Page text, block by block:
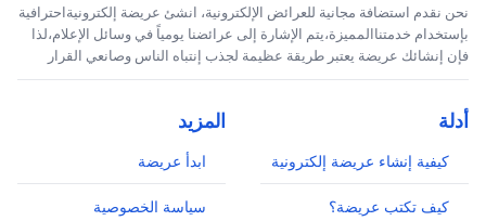
نحن نقدم استضافة مجانية للعرائض الإلكترونية، انشئ عريضة إلكترونيةاحترافية
بإستخدام خدمتناالمميزة،يتم الإشارة إلى عرائضنا يومياً في وسائل الإعلام،لذا
فإن إنشائك عريضة يعتبر طريقة عظيمة لجذب إنتباه الناس وصانعي القرار
أدلة
كيفية إنشاء عريضة إلكترونية
كيف تكتب عريضة؟
المزيد
ابدأ عريضة
سياسة الخصوصية